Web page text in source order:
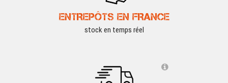
ENTREPÔTS EN FRANCE
stock en temps réel